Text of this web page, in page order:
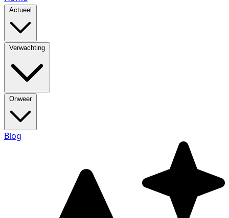
Actueel
Verwachting
Onweer
Blog